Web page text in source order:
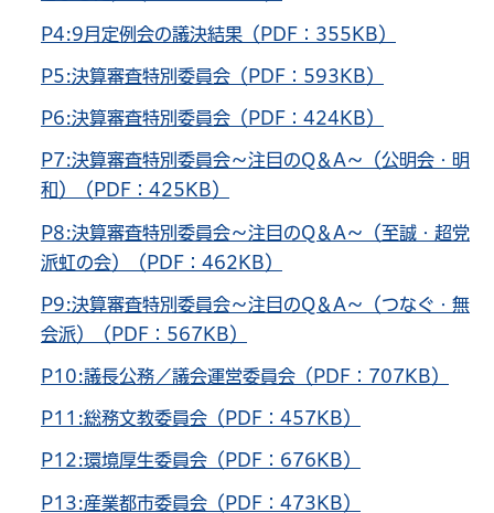
P4:9月定例会の議決結果（PDF：355KB）
P5:決算審査特別委員会（PDF：593KB）
P6:決算審査特別委員会（PDF：424KB）
P7:決算審査特別委員会～注目のQ＆A～（公明会・明
和）（PDF：425KB）
P8:決算審査特別委員会～注目のQ＆A～（至誠・超党
派虹の会）（PDF：462KB）
P9:決算審査特別委員会～注目のQ＆A～（つなぐ・無
会派）（PDF：567KB）
P10:議長公務／議会運営委員会（PDF：707KB）
P11:総務文教委員会（PDF：457KB）
P12:環境厚生委員会（PDF：676KB）
P13:産業都市委員会（PDF：473KB）